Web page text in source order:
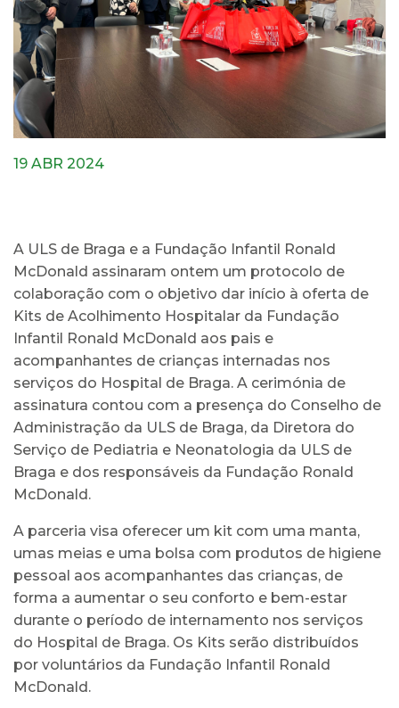
19 ABR 2024
A ULS de Braga e a Fundação Infantil Ronald
McDonald assinaram ontem um protocolo de
colaboração com o objetivo dar início à oferta de
Kits de Acolhimento Hospitalar da Fundação
Infantil Ronald McDonald aos pais e
acompanhantes de crianças internadas nos
serviços do Hospital de Braga. A cerimónia de
assinatura contou com a presença do Conselho de
Administração da ULS de Braga, da Diretora do
Serviço de Pediatria e Neonatologia da ULS de
Braga e dos responsáveis da Fundação Ronald
McDonald.
A parceria visa oferecer um kit com uma manta,
umas meias e uma bolsa com produtos de higiene
pessoal aos acompanhantes das crianças, de
forma a aumentar o seu conforto e bem-estar
durante o período de internamento nos serviços
do Hospital de Braga. Os Kits serão distribuídos
por voluntários da Fundação Infantil Ronald
McDonald.